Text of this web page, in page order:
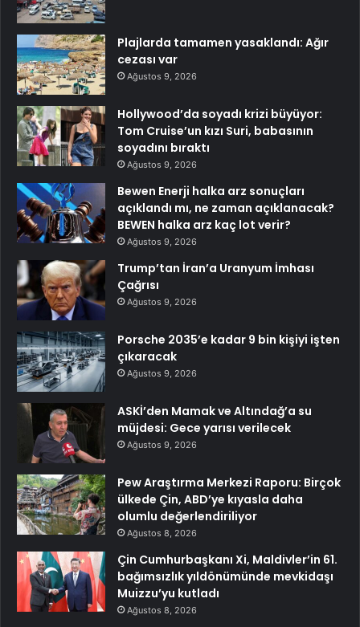
Plajlarda tamamen yasaklandı: Ağır
cezası var
Ağustos 9, 2026
Hollywood’da soyadı krizi büyüyor:
Tom Cruise’un kızı Suri, babasının
soyadını bıraktı
Ağustos 9, 2026
Bewen Enerji halka arz sonuçları
açıklandı mı, ne zaman açıklanacak?
BEWEN halka arz kaç lot verir?
Ağustos 9, 2026
Trump’tan İran’a Uranyum İmhası
Çağrısı
Ağustos 9, 2026
Porsche 2035’e kadar 9 bin kişiyi işten
çıkaracak
Ağustos 9, 2026
ASKİ’den Mamak ve Altındağ’a su
müjdesi: Gece yarısı verilecek
Ağustos 9, 2026
Pew Araştırma Merkezi Raporu: Birçok
ülkede Çin, ABD’ye kıyasla daha
olumlu değerlendiriliyor
Ağustos 8, 2026
Çin Cumhurbaşkanı Xi, Maldivler’in 61.
bağımsızlık yıldönümünde mevkidaşı
Muizzu’yu kutladı
Ağustos 8, 2026